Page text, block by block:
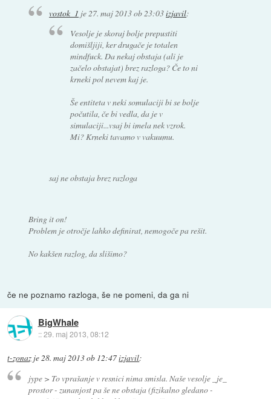
vostok_1 je27. maj 2013 ob 23:03izjavil:
Vesolje je skoraj bolje prepustiti
domišljiji, ker drugače je totalen
mindfuck. Da nekaj obstaja (ali je
začelo obstajat) brez razloga? Če to ni
krneki pol nevem kaj je.
Še entiteta v neki somulaciji bi se bolje
počutila, če bi vedla, da je v
simulaciji...vsaj bi imela nek vzrok.
Mi? Krneki tavamo v vakuumu.
saj ne obstaja brez razloga
Bring it on!
Problem je otročje lahko definirat, nemogoče pa rešit.
No kakšen razlog, da slišimo?
če ne poznamo razloga, še ne pomeni, da ga ni
BigWhale
::29. maj 2013, 08:12
t-zonaz je28. maj 2013 ob 12:47izjavil:
jype > To vprašanje v resnici nima smisla. Naše vesolje _je_
prostor - zunanjost pa še ne obstaja (fizikalno gledano -